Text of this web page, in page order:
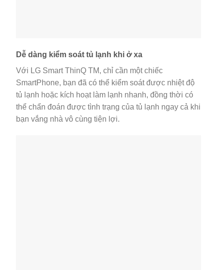
Dễ dàng kiểm soát tủ lạnh khi ở xa
Với LG Smart ThinQ TM, chỉ cần một chiếc
SmartPhone, bạn đã có thể kiểm soát được nhiệt độ
tủ lạnh hoặc kích hoạt làm lạnh nhanh, đồng thời có
thể chẩn đoán được tình trạng của tủ lạnh ngay cả khi
bạn vắng nhà vô cùng tiện lợi.